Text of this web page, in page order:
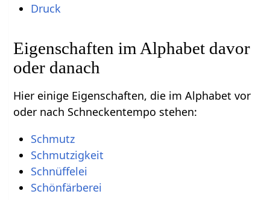
Druck
Eigenschaften im Alphabet davor
oder danach
Hier einige Eigenschaften, die im Alphabet vor
oder nach Schneckentempo stehen:
Schmutz
Schmutzigkeit
Schnüffelei
Schönfärberei